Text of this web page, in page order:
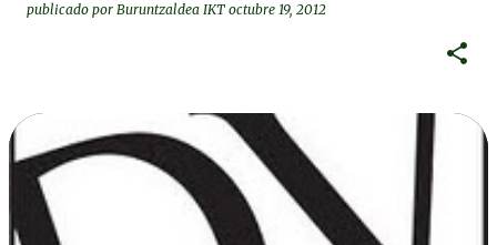
publicado por Buruntzaldea IKT octubre 19, 2012